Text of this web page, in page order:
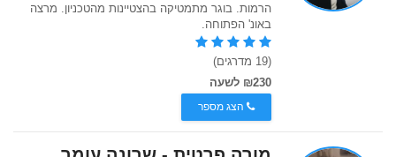
הרמות. בוגר מתמטיקה בהצטיינות מהטכניון. מרצה
באונ' הפתוחה.
(19 מדרגים)
₪230 לשעה
הצג מספר